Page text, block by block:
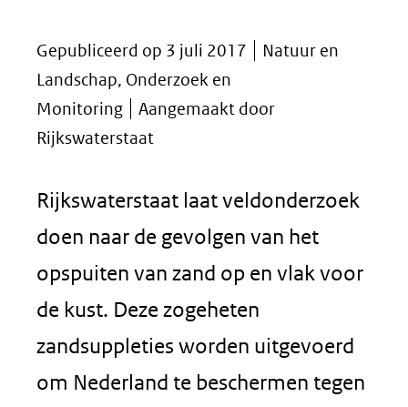
Gepubliceerd op 3 juli 2017
Natuur en
Landschap, Onderzoek en
Monitoring
Aangemaakt door
Rijkswaterstaat
Rijkswaterstaat laat veldonderzoek
doen naar de gevolgen van het
opspuiten van zand op en vlak voor
de kust. Deze zogeheten
zandsuppleties worden uitgevoerd
om Nederland te beschermen tegen